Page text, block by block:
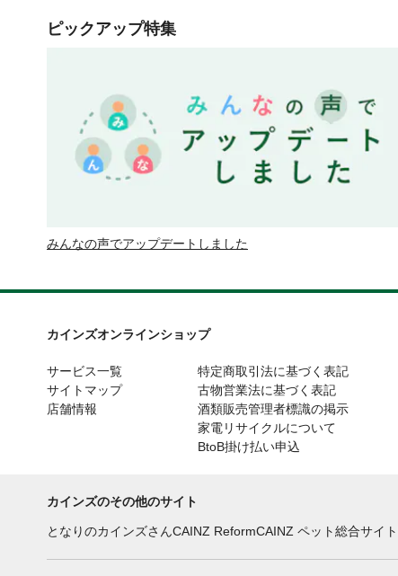
ピックアップ特集
みんなの声でアップデートしました
カインズオンラインショップ
サービス一覧
サイトマップ
店舗情報
特定商取引法に基づく表記
古物営業法に基づく表記
酒類販売管理者標識の掲示
家電リサイクルについて
BtoB掛け払い申込
カインズのその他のサイト
となりのカインズさんCAINZ ReformCAINZ ペット総合サイト